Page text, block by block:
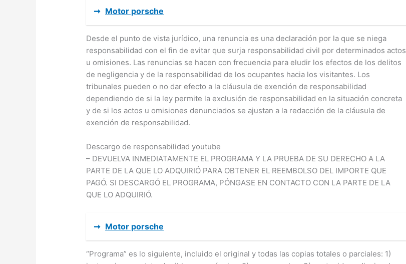
➞ Motor porsche
Desde el punto de vista jurídico, una renuncia es una declaración por la que se niega
responsabilidad con el fin de evitar que surja responsabilidad civil por determinados actos
u omisiones. Las renuncias se hacen con frecuencia para eludir los efectos de los delitos
de negligencia y de la responsabilidad de los ocupantes hacia los visitantes. Los
tribunales pueden o no dar efecto a la cláusula de exención de responsabilidad
dependiendo de si la ley permite la exclusión de responsabilidad en la situación concreta
y de si los actos u omisiones denunciados se ajustan a la redacción de la cláusula de
exención de responsabilidad.
Descargo de responsabilidad youtube
– DEVUELVA INMEDIATAMENTE EL PROGRAMA Y LA PRUEBA DE SU DERECHO A LA
PARTE DE LA QUE LO ADQUIRIÓ PARA OBTENER EL REEMBOLSO DEL IMPORTE QUE
PAGÓ. SI DESCARGÓ EL PROGRAMA, PÓNGASE EN CONTACTO CON LA PARTE DE LA
QUE LO ADQUIRIÓ.
➞ Motor porsche
“Programa” es lo siguiente, incluido el original y todas las copias totales o parciales: 1)